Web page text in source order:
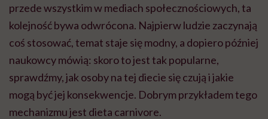
przede wszystkim w mediach społecznościowych, ta
kolejność bywa odwrócona. Najpierw ludzie zaczynają
coś stosować, temat staje się modny, a dopiero później
naukowcy mówią: skoro to jest tak popularne,
sprawdźmy, jak osoby na tej diecie się czują i jakie
mogą być jej konsekwencje. Dobrym przykładem tego
mechanizmu jest dieta carnivore.